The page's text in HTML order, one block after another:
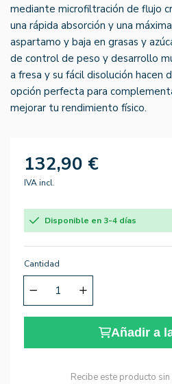
mediante microfiltración de flujo
una rápida absorción y una
aspartamo y baja en grasas y
de control de peso y desarrollo
a fresa y su fácil disolución hacen
opción perfecta para
mejorar tu rendimiento físico.
132,90 €
IVA incl.
Disponible en 3-4 días
Cantidad
Añadir a
Recibe este producto